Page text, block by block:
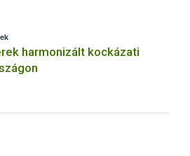
harmonizált kockázati